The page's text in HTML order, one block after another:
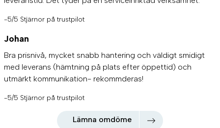
-5/5 Stjärnor på trustpilot
Johan
Bra prisnivå, mycket snabb hantering och väldigt smidigt
med leverans (hämtning på plats efter öppettid) och
utmärkt kommunikation- rekommderas!
-5/5 Stjärnor på trustpilot
Lämna omdöme